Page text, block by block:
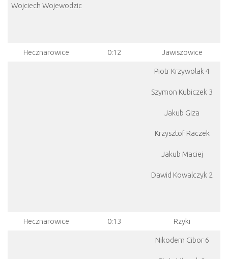
Wojciech Wojewodzic
Hecznarowice 0:12 Jawiszowice
Piotr Krzywolak 4
Szymon Kubiczek 3
Jakub Giza
Krzysztof Raczek
Jakub Maciej
Dawid Kowalczyk 2
Hecznarowice 0:13 Rzyki
Nikodem Cibor 6